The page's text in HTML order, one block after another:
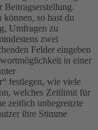
Beitragserstellung.
können, so hast du
Umfragen zu
zwei
Felder eingeben
in einer
festlegen, wie viele
welches Zeitlimit für
zeitlich unbegrenzte
ihre Stimme